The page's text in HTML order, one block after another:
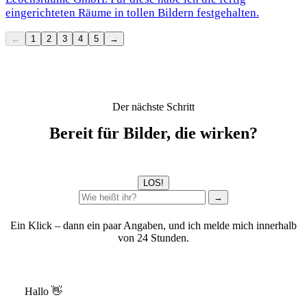
eingerichteten Räume in tollen Bildern festgehalten.
← 1 2 3 4 5 →
Der nächste Schritt
Bereit für Bilder, die wirken?
LOS!
→
Ein Klick – dann ein paar Angaben, und ich melde mich innerhalb
von 24 Stunden.
Hallo 👋